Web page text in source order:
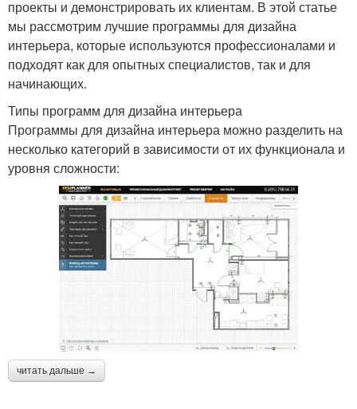
проекты и демонстрировать их клиентам. В этой статье
мы рассмотрим лучшие программы для дизайна
интерьера, которые используются профессионалами и
подходят как для опытных специалистов, так и для
начинающих.
Типы программ для дизайна интерьера
Программы для дизайна интерьера можно разделить на
несколько категорий в зависимости от их функционала и
уровня сложности:
читать дальше →